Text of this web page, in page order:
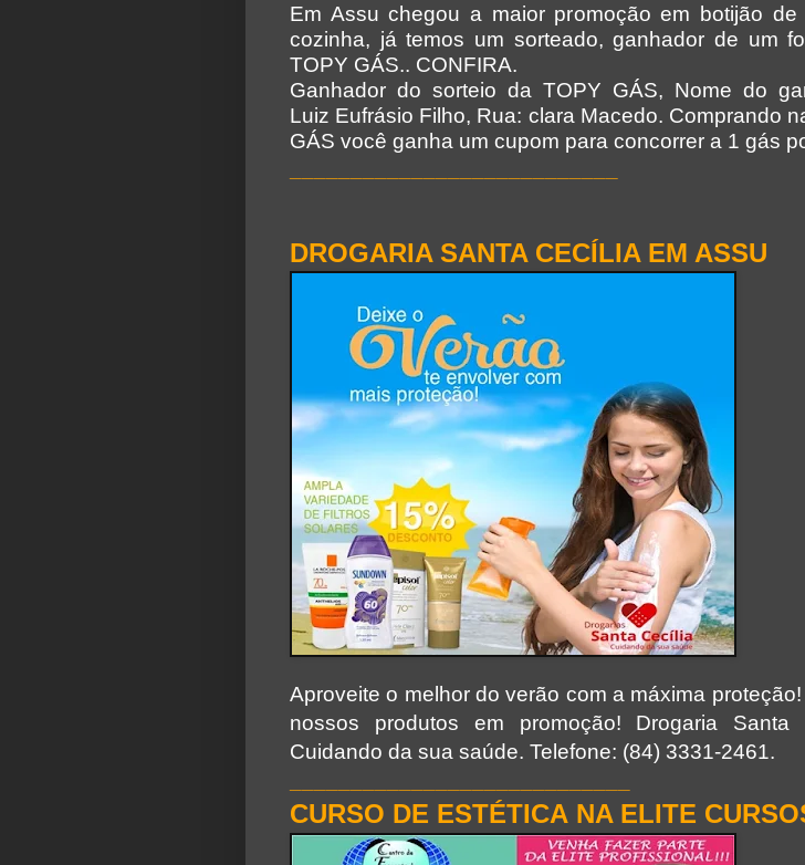
Em Assu chegou a maior promoção em botijão de
cozinha, já temos um sorteado, ganhador de um
TOPY GÁS.. CONFIRA.
Ganhador do sorteio da TOPY GÁS, Nome do
Luiz Eufrásio Filho, Rua: clara Macedo. Comprando
GÁS você ganha um cupom para concorrer a 1 gás
DROGARIA SANTA CECÍLIA EM ASSU
Aproveite o melhor do verão com a máxima
nossos produtos em promoção! Drogaria Santa
Cuidando da sua saúde. Telefone: (84) 3331-2461.
CURSO DE ESTÉTICA NA ELITE